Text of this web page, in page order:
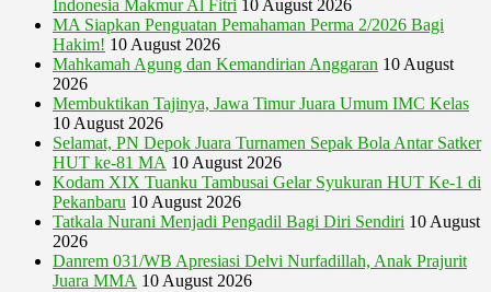
Indonesia Makmur Al Fitri 10 August 2026
MA Siapkan Penguatan Pemahaman Perma 2/2026 Bagi
Hakim! 10 August 2026
Mahkamah Agung dan Kemandirian Anggaran 10 August
2026
Membuktikan Tajinya, Jawa Timur Juara Umum IMC Kelas
10 August 2026
Selamat, PN Depok Juara Turnamen Sepak Bola Antar Satker
HUT ke-81 MA 10 August 2026
Kodam XIX Tuanku Tambusai Gelar Syukuran HUT Ke-1 di
Pekanbaru 10 August 2026
Tatkala Nurani Menjadi Pengadil Bagi Diri Sendiri 10 August
2026
Danrem 031/WB Apresiasi Delvi Nurfadillah, Anak Prajurit
Juara MMA 10 August 2026